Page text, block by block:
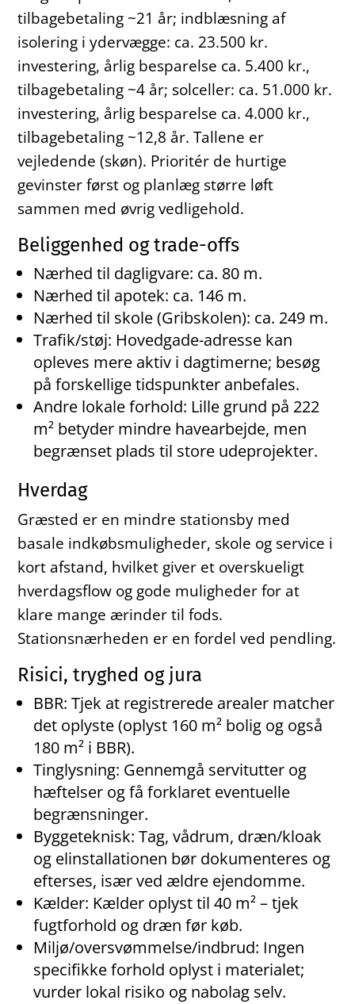
tilbagebetaling ~21 år; indblæsning af
isolering i ydervægge: ca. 23.500 kr.
investering, årlig besparelse ca. 5.400 kr.,
tilbagebetaling ~4 år; solceller: ca. 51.000 kr.
investering, årlig besparelse ca. 4.000 kr.,
tilbagebetaling ~12,8 år. Tallene er
vejledende (skøn). Prioritér de hurtige
gevinster først og planlæg større løft
sammen med øvrig vedligehold.
Beliggenhed og trade-offs
Nærhed til dagligvare: ca. 80 m.
Nærhed til apotek: ca. 146 m.
Nærhed til skole (Gribskolen): ca. 249 m.
Trafik/støj: Hovedgade-adresse kan
opleves mere aktiv i dagtimerne; besøg
på forskellige tidspunkter anbefales.
Andre lokale forhold: Lille grund på 222
m² betyder mindre havearbejde, men
begrænset plads til store udeprojekter.
Hverdag
Græsted er en mindre stationsby med
basale indkøbsmuligheder, skole og service i
kort afstand, hvilket giver et overskueligt
hverdagsflow og gode muligheder for at
klare mange ærinder til fods.
Stationsnærheden er en fordel ved pendling.
Risici, tryghed og jura
BBR: Tjek at registrerede arealer matcher
det oplyste (oplyst 160 m² bolig og også
180 m² i BBR).
Tinglysning: Gennemgå servitutter og
hæftelser og få forklaret eventuelle
begrænsninger.
Byggeteknisk: Tag, vådrum, dræn/kloak
og elinstallationen bør dokumenteres og
efterses, især ved ældre ejendomme.
Kælder: Kælder oplyst til 40 m² – tjek
fugtforhold og dræn før køb.
Miljø/oversvømmelse/indbrud: Ingen
specifikke forhold oplyst i materialet;
vurder lokal risiko og nabolag selv.